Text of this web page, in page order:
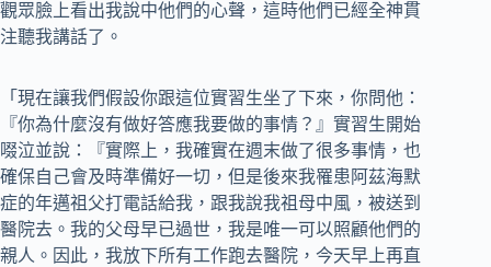
觀眾臉上看出我說中他們的心聲，這時他們已經全神貫
注聽我講話了。
「現在讓我們假設你跟這位實習生坐了下來，你問他：
『你為什麼沒有做好答應我要做的事情？』實習生開始
啜泣並說：『實際上，我確實在週末做了很多事情，也
確保自己會及時準備好一切，但是後來我罹患阿茲海默
症的年邁祖父打電話給我，跟我說我祖母中風，被送到
醫院去。我的父母早已過世，我是唯一可以照顧他們的
親人。因此，我放下所有工作跑去醫院，今天早上再直